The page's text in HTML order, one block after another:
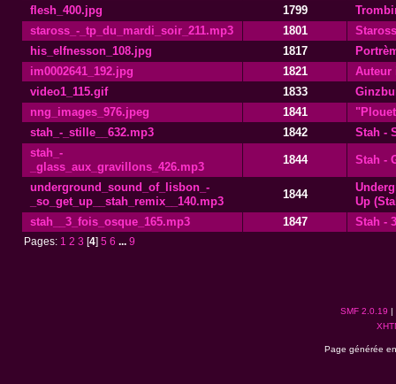
flesh_400.jpg
1799
staross_-_tp_du_mardi_soir_211.mp3
1801
his_elfnesson_108.jpg
1817
im0002641_192.jpg
1821
Auteur
video1_115.gif
1833
nng_images_976.jpeg
1841
stah_-_stille__632.mp3
1842
Stah -
stah_-
_glass_aux_gravillons_426.mp3
1844 Stah -
underground_sound_of_lisbon_-
_so_get_up__stah_remix__140.mp3
1844
Up
stah__3_fois_osque_165.mp3
1847 Stah -
Pages: 1 2 3 [4 ]5 6 ...9
SMF 2.0.19 |
Page générée